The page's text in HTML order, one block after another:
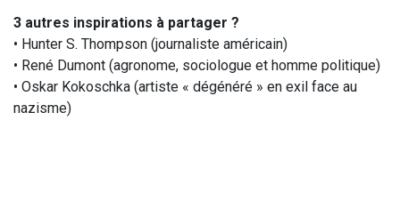
3 autres inspirations à partager ?
• Hunter S. Thompson (journaliste américain)
• René Dumont (agronome, sociologue et homme politique)
• Oskar Kokoschka (artiste « dégénéré » en exil face au
nazisme)